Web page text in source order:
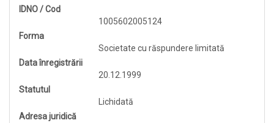
IDNO / Cod
1005602005124
Forma
Societate cu răspundere limitată
Data înregistrării
20.12.1999
Statutul
Lichidată
Adresa juridică